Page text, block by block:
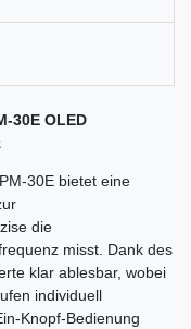
30E OLED
30E bietet eine
die
misst. Dank des
klar ablesbar, wobei
individuell
Knopf-Bedienung